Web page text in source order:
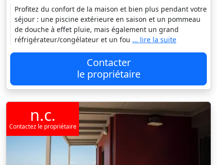
Profitez du confort de la maison et bien plus pendant votre
séjour : une piscine extérieure en saison et un pommeau
de douche à effet pluie, mais également un grand
réfrigérateur/congélateur et un fou ... lire la suite
Contacter
le propriétaire
n.c.
Contactez le propriétaire